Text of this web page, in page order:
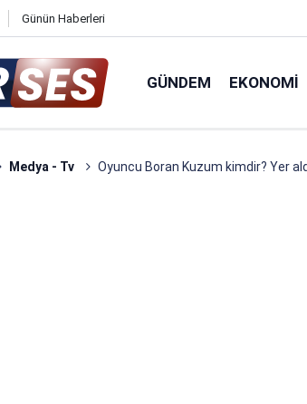
Günün Haberleri
GÜNDEM EKONOMI
Medya - Tv Oyuncu Boran Kuzum kimdir? Yer